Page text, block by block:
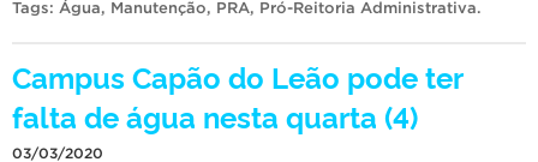
Tags: Água, Manutenção, PRA, Pró-Reitoria Administrativa.
Campus Capão do Leão pode ter
falta de água nesta quarta (4)
03/03/2020